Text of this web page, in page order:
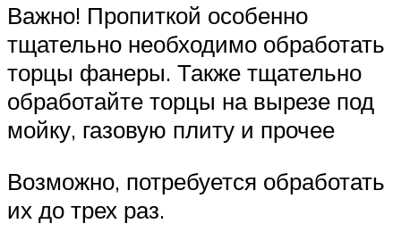
Важно! Пропиткой особенно
тщательно необходимо обработать
торцы фанеры. Также тщательно
обработайте торцы на вырезе под
мойку, газовую плиту и прочее
Возможно, потребуется обработать
их до трех раз.